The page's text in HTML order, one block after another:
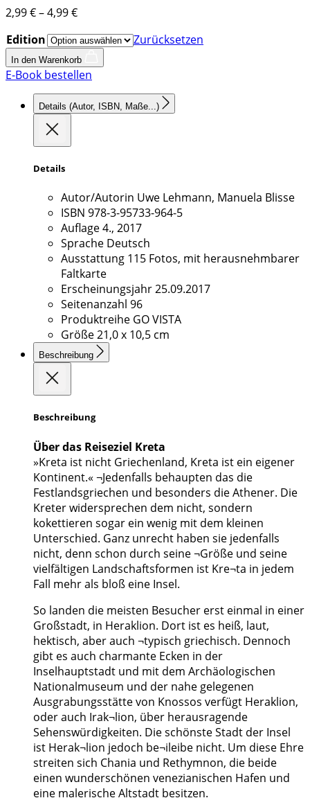
2,99€–4,99€Preisspanne:
bis
4,99 €
Edition Zurücksetzen
In den Warenkorb
E-Book bestellen
Details (Autor, ISBN, Maße...)
Details
Autor/Autorin Uwe Lehmann, Manuela Blisse
ISBN 978-3-95733-964-5
Auflage4., 2017
Sprache Deutsch
Ausstattung 115 Fotos, mit herausnehmbarer
Faltkarte
Erscheinungsjahr25.09.2017
Seitenanzahl 96
Produktreihe GO VISTA
Größe21,0 x 10,5 cm
Beschreibung
Beschreibung
Über das Reiseziel Kreta
»Kreta ist nicht Griechenland, Kreta ist ein eigener
Kontinent.« ¬Jedenfalls behaupten das die
Festlandsgriechen und besonders die Athener. Die
Kreter widersprechen dem nicht, sondern
kokettieren sogar ein wenig mit dem kleinen
Unterschied. Ganz unrecht haben sie jedenfalls
nicht, denn schon durch seine ¬Größe und seine
vielfältigen Landschaftsformen ist Kre¬ta in jedem
Fall mehr als bloß eine Insel.
So landen die meisten Besucher erst einmal in einer
Großstadt, in Heraklion. Dort ist es heiß, laut,
hektisch, aber auch ¬typisch griechisch. Dennoch
gibt es auch charmante Ecken in der
Inselhauptstadt und mit dem Archäologischen
Nationalmuseum und der nahe gelegenen
Ausgrabungsstätte von Knossos verfügt Heraklion,
oder auch Irak¬lion, über herausragende
Sehenswürdigkeiten. Die schönste Stadt der Insel
ist Herak¬lion jedoch be¬ileibe nicht. Um diese Ehre
streiten sich Chania und Rethymnon, die beide
einen wunderschönen venezianischen Hafen und
eine malerische Altstadt besitzen.